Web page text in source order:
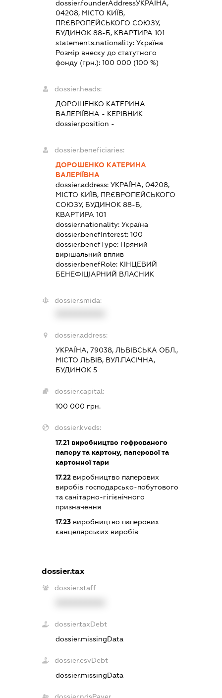
dossier.founderAddressУКРАЇНА,
04208, МІСТО КИЇВ,
ПР.ЄВРОПЕЙСЬКОГО СОЮЗУ,
БУДИНОК 88-Б, КВАРТИРА 101
statements.nationality: Україна
Розмір внеску до статутного
фонду (грн.): 100 000 (100 %)
dossier.heads:
ДОРОШЕНКО КАТЕРИНА
ВАЛЕРІЇВНА - КЕРІВНИК
dossier.position -
dossier.beneficiaries:
ДОРОШЕНКО КАТЕРИНА
ВАЛЕРІЇВНА
dossier.address: УКРАЇНА, 04208,
МІСТО КИЇВ, ПР.ЄВРОПЕЙСЬКОГО
СОЮЗУ, БУДИНОК 88-Б,
КВАРТИРА 101
dossier.nationality: Україна
dossier.benefInterest: 100
dossier.benefType: Прямий
вирішальний вплив
dossier.benefRole: КІНЦЕВИЙ
БЕНЕФІЦІАРНИЙ ВЛАСНИК
dossier.smida:
dossier.address:
УКРАЇНА, 79038, ЛЬВІВСЬКА ОБЛ.,
МІСТО ЛЬВІВ, ВУЛ.ПАСІЧНА,
БУДИНОК 5
dossier.capital:
100 000 грн.
dossier.kveds:
17.21виробництво гофрованого
паперу та картону, паперової та
картонної тари
17.22виробництво паперових
виробів господарсько-побутового
та санітарно-гігієнічного
призначення
17.23виробництво паперових
канцелярських виробів
dossier.tax
dossier.staff
dossier.taxDebt
dossier.missingData
dossier.esvDebt
dossier.missingData